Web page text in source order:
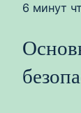
6 минут